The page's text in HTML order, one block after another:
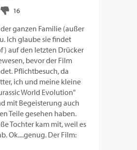
ganzen Familie (außer
Ich glaube sie findet
auf den letzten Drücker
bevor der Film
Pflichtbesuch, da
ich und meine kleine
World Evolution"
mit Begeisterung auch
Teile gesehen haben.
Tochter kam mit, weil es
Ok....genug. Der Film: